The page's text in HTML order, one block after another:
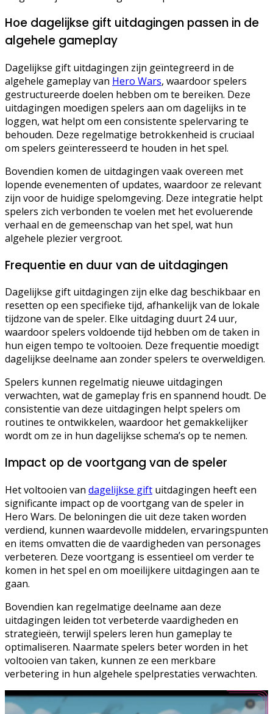
Hoe dagelijkse gift uitdagingen passen in de
algehele gameplay
Dagelijkse gift uitdagingen zijn geïntegreerd in de
algehele gameplay van Hero Wars, waardoor spelers
gestructureerde doelen hebben om te bereiken. Deze
uitdagingen moedigen spelers aan om dagelijks in te
loggen, wat helpt om een consistente spelervaring te
behouden. Deze regelmatige betrokkenheid is cruciaal
om spelers geïnteresseerd te houden in het spel.
Bovendien komen de uitdagingen vaak overeen met
lopende evenementen of updates, waardoor ze relevant
zijn voor de huidige spelomgeving. Deze integratie helpt
spelers zich verbonden te voelen met het evoluerende
verhaal en de gemeenschap van het spel, wat hun
algehele plezier vergroot.
Frequentie en duur van de uitdagingen
Dagelijkse gift uitdagingen zijn elke dag beschikbaar en
resetten op een specifieke tijd, afhankelijk van de lokale
tijdzone van de speler. Elke uitdaging duurt 24 uur,
waardoor spelers voldoende tijd hebben om de taken in
hun eigen tempo te voltooien. Deze frequentie moedigt
dagelijkse deelname aan zonder spelers te overweldigen.
Spelers kunnen regelmatig nieuwe uitdagingen
verwachten, wat de gameplay fris en spannend houdt. De
consistentie van deze uitdagingen helpt spelers om
routines te ontwikkelen, waardoor het gemakkelijker
wordt om ze in hun dagelijkse schema’s op te nemen.
Impact op de voortgang van de speler
Het voltooien van dagelijkse gift uitdagingen heeft een
significante impact op de voortgang van de speler in
Hero Wars. De beloningen die uit deze taken worden
verdiend, kunnen waardevolle middelen, ervaringspunten
en items omvatten die de vaardigheden van personages
verbeteren. Deze voortgang is essentieel om verder te
komen in het spel en om moeilijkere uitdagingen aan te
gaan.
Bovendien kan regelmatige deelname aan deze
uitdagingen leiden tot verbeterde vaardigheden en
strategieën, terwijl spelers leren hun gameplay te
optimaliseren. Naarmate spelers beter worden in het
voltooien van taken, kunnen ze een merkbare
verbetering in hun algehele spelprestaties verwachten.